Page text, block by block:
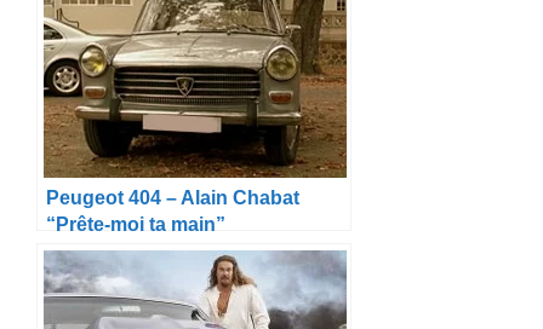
Peugeot 404 – Alain Chabat
“Prête-moi ta main”